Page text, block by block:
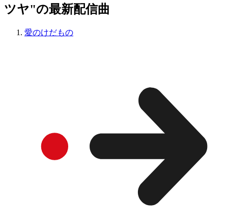
ツヤ"の最新配信曲
愛のけだもの